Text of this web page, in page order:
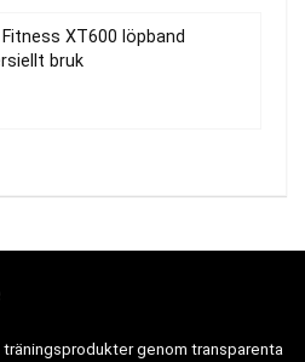
XT600 löpband
bruk
genom transparenta